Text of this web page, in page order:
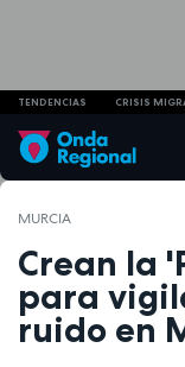
TENDENCIAS CRISIS
MURCIA
Crean la
para
ruido en